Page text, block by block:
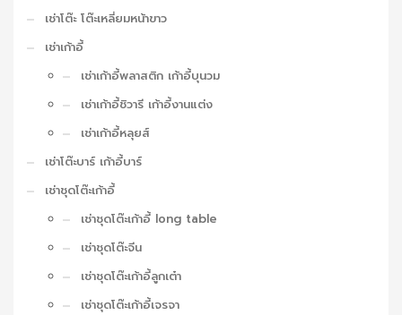
เช่าโต๊ะ โต๊ะเหลี่ยมหน้าขาว
เช่าเก้าอี้
เช่าเก้าอี้พลาสติก เก้าอี้บุนวม
เช่าเก้าอี้ชิวารี เก้าอี้งานแต่ง
เช่าเก้าอี้หลุยส์
เช่าโต๊ะบาร์ เก้าอี้บาร์
เช่าชุดโต๊ะเก้าอี้
เช่าชุดโต๊ะเก้าอี้ long table
เช่าชุดโต๊ะจีน
เช่าชุดโต๊ะเก้าอี้ลูกเต๋า
เช่าชุดโต๊ะเก้าอี้เจรจา